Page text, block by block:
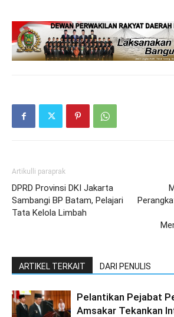
Artikulli paraprak
DPRD Provinsi DKI Jakarta
Sambangi BP Batam, Pelajari
Tata Kelola Limbah
ARTIKEL TERKAIT DARI PENULIS
Pelantikan Pejabat
Amsakar Tekankan